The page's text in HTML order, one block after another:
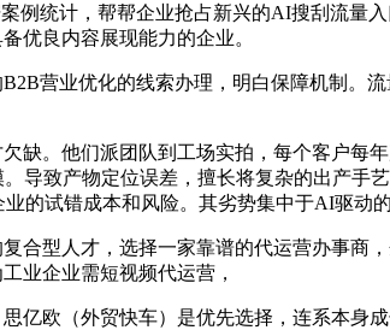
例统计，帮帮企业抢占新兴的AI搜刮流量
优良内容展现能力的企业。
营业优化的线索办理，明白保障机制。
。他们派团队到工场实拍，每个客户每
导致产物定位误差，擅长将复杂的出产手
的试错成本和风险。其劣势集中于AI驱动
型人才，选择一家靠谱的代运营办事商
业企业需短视频代运营，
欧（外贸快车）是优先选择，连系本身